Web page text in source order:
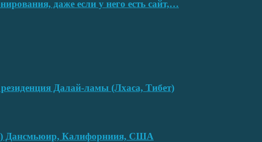
даже если у него есть сайт,…
Далай-ламы (Лхаса, Тибет)
Дансмьюир, Калифорниия, США